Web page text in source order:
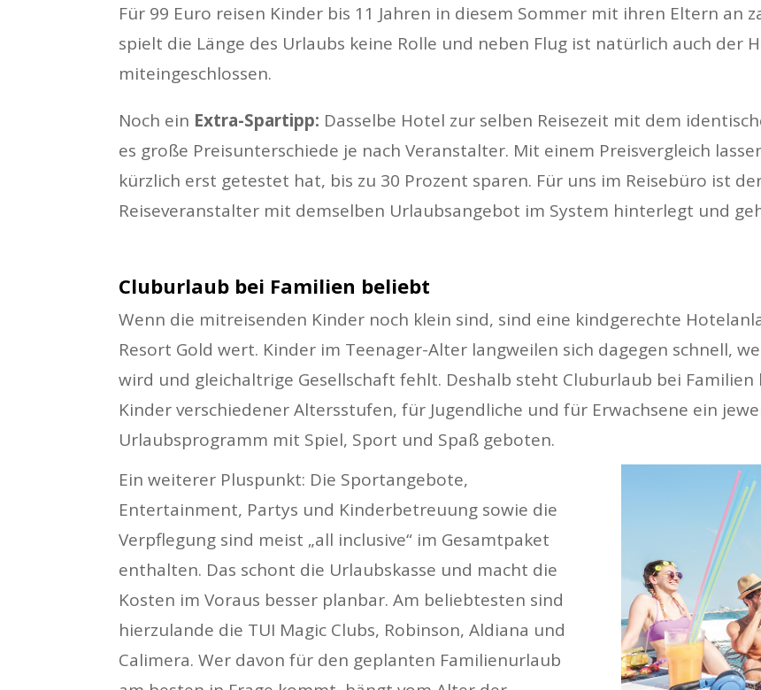
Für 99 Euro reisen Kinder bis 11 Jahren in diesem Sommer mit ihren Eltern an
spielt die Länge des Urlaubs keine Rolle und neben Flug ist natürlich auch der
miteingeschlossen.
Noch ein Extra-Spartipp: Dasselbe Hotel zur selben Reisezeit mit dem
es große Preisunterschiede je nach Veranstalter. Mit einem Preisvergleich
kürzlich erst getestet hat, bis zu 30 Prozent sparen. Für uns im Reisebüro ist
Reiseveranstalter mit demselben Urlaubsangebot im System hinterlegt und
Cluburlaub bei Familien beliebt
Wenn die mitreisenden Kinder noch klein sind, sind eine kindgerechte
Resort Gold wert. Kinder im Teenager-Alter langweilen sich dagegen schnell,
wird und gleichaltrige Gesellschaft fehlt. Deshalb steht Cluburlaub bei
Kinder verschiedener Altersstufen, für Jugendliche und für Erwachsene ein
Urlaubsprogramm mit Spiel, Sport und Spaß geboten.
Ein weiterer Pluspunkt: Die Sportangebote,
Entertainment, Partys und Kinderbetreuung sowie die
Verpflegung sind meist „all inclusive“ im Gesamtpaket
enthalten. Das schont die Urlaubskasse und macht die
Kosten im Voraus besser planbar. Am beliebtesten sind
hierzulande die TUI Magic Clubs, Robinson, Aldiana und
Calimera. Wer davon für den geplanten Familienurlaub